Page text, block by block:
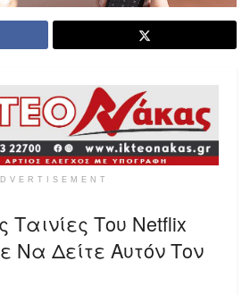
Ταινίες Του Netflix
Να Δείτε Αυτόν Τον